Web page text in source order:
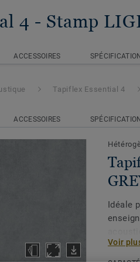
4 - Stamp
ACCESSOIRES
Tapiflex Essential 4
ACCESSOIRES
Idéale
Voir